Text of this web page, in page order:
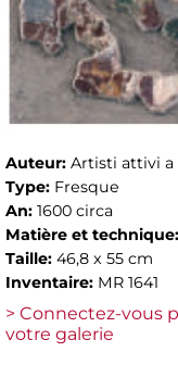
Auteur: Artisti attivi a
Type: Fresque
An: 1600 circa
Matière et technique:
Taille: 46,8 x 55 cm
Inventaire: MR 1641
> Connectez-vous
votre galerie